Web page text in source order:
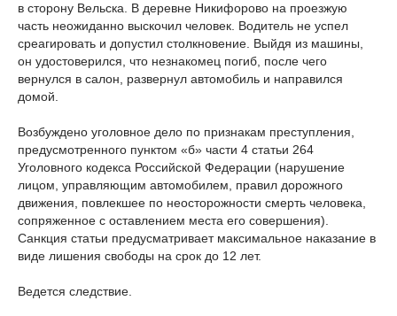
в сторону Вельска. В деревне Никифорово на проезжую
часть неожиданно выскочил человек. Водитель не успел
среагировать и допустил столкновение. Выйдя из машины,
он удостоверился, что незнакомец погиб, после чего
вернулся в салон, развернул автомобиль и направился
домой.
Возбуждено уголовное дело по признакам преступления,
предусмотренного пунктом «б» части 4 статьи 264
Уголовного кодекса Российской Федерации (нарушение
лицом, управляющим автомобилем, правил дорожного
движения, повлекшее по неосторожности смерть человека,
сопряженное с оставлением места его совершения).
Санкция статьи предусматривает максимальное наказание в
виде лишения свободы на срок до 12 лет.
Ведется следствие.